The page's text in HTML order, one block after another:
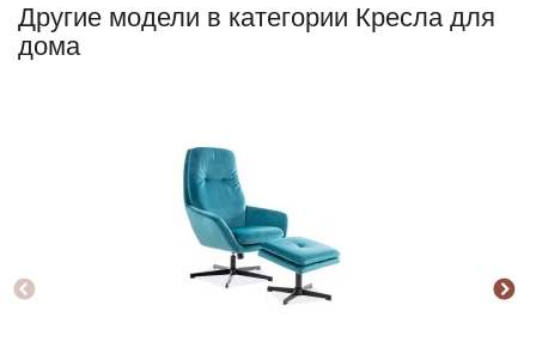
Другие модели в категории Кресла для
дома